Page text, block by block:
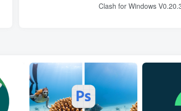
Clash for Windows